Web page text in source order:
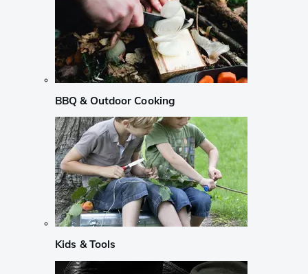
BBQ & Outdoor Cooking
Kids & Tools